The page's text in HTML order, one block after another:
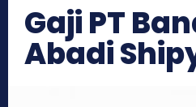
Gaji PT
Abadi